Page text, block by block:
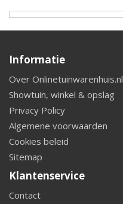
Informatie
Over Onlinetuinwarenhuis.nl
Showtuin, winkel & opslag
Privacy Policy
Algemene voorwaarden
Cookies beleid
Sitemap
Klantenservice
Contact